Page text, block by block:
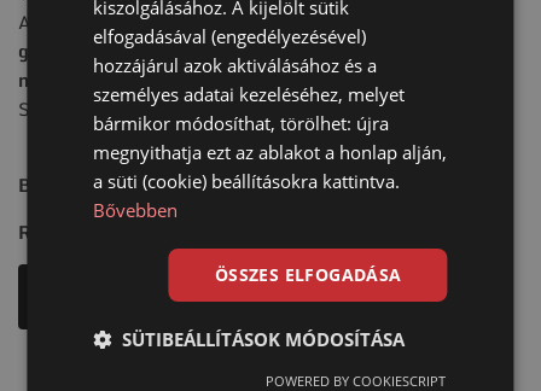
Alkalmazhatóság:Fa és acél könnyűszerkezetes épület,
garázs, lépcső, konténer, csarnok, sátor,
napelem alapozására alkalmazható talajcsavar.
Saját tömeg:11,0 kg.
Bruttó ár: 53.900 Ft.
RAKTÁRON
kiszolgálásához. A kijelölt sütik
elfogadásával (engedélyezésével)
hozzájárul azok aktiválásához és a
személyes adatai kezeléséhez, melyet
bármikor módosíthat, törölhet: újra
megnyithatja ezt az ablakot a honlap alján,
a süti (cookie) beállításokra kattintva.
Bővebben
ÖSSZES ELFOGADÁSA
SÜTIBEÁLLÍTÁSOK MÓDOSÍTÁSA
POWERED BY COOKIESCRIPT